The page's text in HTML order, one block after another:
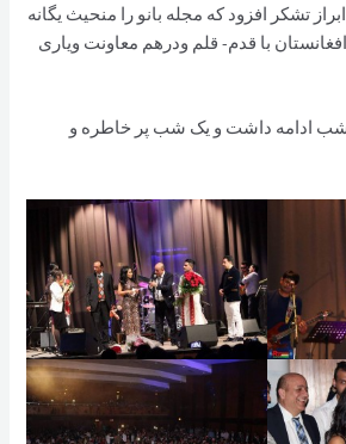
تشکر افزود که مجله بانو را منحيث يگانه
با قدم- قلم ودرهم معاونت وياری
ادامه داشت و یک شب پر خاطره و